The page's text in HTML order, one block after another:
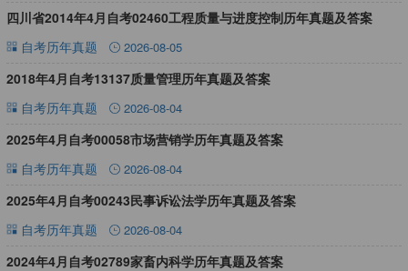
四川省2014年4月自考02460工程质量与进度控制历年真题及答案
自考历年真题
2026-08-05
2018年4月自考13137质量管理历年真题及答案
自考历年真题
2026-08-04
2025年4月自考00058市场营销学历年真题及答案
自考历年真题
2026-08-04
2025年4月自考00243民事诉讼法学历年真题及答案
自考历年真题
2026-08-04
2024年4月自考02789家畜内科学历年真题及答案